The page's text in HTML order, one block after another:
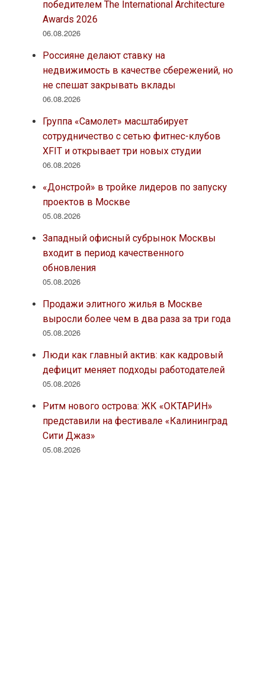
победителем The International Architecture
Awards 2026
06.08.2026
Россияне делают ставку на
недвижимость в качестве сбережений, но
не спешат закрывать вклады
06.08.2026
Группа «Самолет» масштабирует
сотрудничество с сетью фитнес-клубов
XFIT и открывает три новых студии
06.08.2026
«Донстрой» в тройке лидеров по запуску
проектов в Москве
05.08.2026
Западный офисный субрынок Москвы
входит в период качественного
обновления
05.08.2026
Продажи элитного жилья в Москве
выросли более чем в два раза за три года
05.08.2026
Люди как главный актив: как кадровый
дефицит меняет подходы работодателей
05.08.2026
Ритм нового острова: ЖК «ОКТАРИН»
представили на фестивале «Калининград
Сити Джаз»
05.08.2026